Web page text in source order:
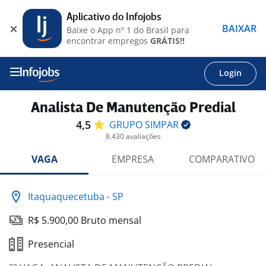
Login
Analista De Manutenção Predial
4,5 GRUPOSIMPAR
8.430 avaliações
VAGA EMPRESA COMPARATIVO
Itaquaquecetuba - SP
R$ 5.900,00 Bruto mensal
Presencial
Aplicativo do Infojobs
Baixe o App nº 1 do Brasil para
encontrar empregos GRÁTIS!!
BAIXAR